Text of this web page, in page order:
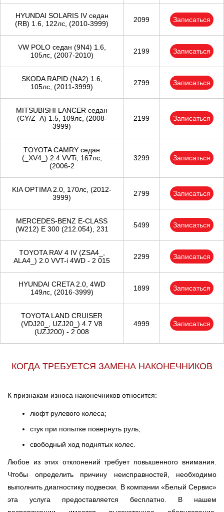
Тольятти
Тюмень
Ульяновск
Чебоксары
Челябинск
Череповец
HYUNDAI SOLARIS IV седан
(RB) 1.6, 122лс, (2010-3999)
2099 Записаться
VW POLO седан (9N4) 1.6,
105лс, (2007-2010)
2199 Записаться
SKODA RAPID (NA2) 1.6,
105лс, (2011-3999)
2799 Записаться
MITSUBISHI LANCER седан
(CY/Z_A) 1.5, 109лс, (2008-
3999)
2199 Записаться
TOYOTA CAMRY седан
(_XV4_) 2.4 VVTi, 167лс,
(2006-2
3299 Записаться
KIA OPTIMA 2.0, 170лс, (2012-
3999)
2799 Записаться
MERCEDES-BENZ E-CLASS
(W212) E 300 (212.054), 231
5499 Записаться
TOYOTA RAV 4 IV (ZSA4_,
ALA4_) 2.0 VVT-i 4WD - 2 015
2299 Записаться
HYUNDAI CRETA 2.0, 4WD
149лс, (2016-3999)
1899 Записаться
TOYOTA LAND CRUISER
(VDJ20_, UZJ20_) 4.7 V8
(UZJ200) - 2 008
4999 Записаться
КОГДА ТРЕБУЕТСЯ ЗАМЕНА НАКОНЕЧНИКОВ
К признакам износа наконечников относится:
люфт рулевого колеса;
стук при попытке повернуть руль;
свободный ход поднятых колес.
Любое из этих отклонений требует повышенного внимания.
Чтобы определить причину неисправностей, необходимо
выполнить диагностику подвески. В компании «Белый Сервис»
эта услуга предоставляется бесплатно. В нашем